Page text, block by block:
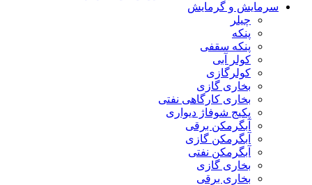
سرمایش و گرمایش
چیلر
پنکه
پنکه سقفی
کولر آبی
کولرگازی
بخاری گازی
بخاری کارگاهی نفتی
پکیج شوفاژ دیواری
آبگرمکن برقی
آبگرمکن گازی
آبگرمکن نفتی
بخاری گازی
بخاری برقی